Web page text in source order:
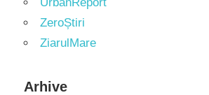
ZeroȘtiri
ZiarulMare
Arhive